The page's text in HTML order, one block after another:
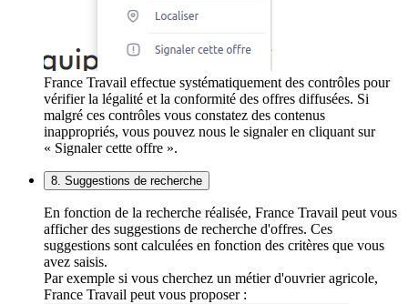
France Travail effectue systématiquement des contrôles pour
vérifier la légalité et la conformité des offres diffusées. Si
malgré ces contrôles vous constatez des contenus
inappropriés, vous pouvez nous le signaler en cliquant sur
« Signaler cette offre ».
8. Suggestions de recherche
En fonction de la recherche réalisée, France Travail peut vous
afficher des suggestions de recherche d'offres. Ces
suggestions sont calculées en fonction des critères que vous
avez saisis.
Par exemple si vous cherchez un métier d'ouvrier agricole,
France Travail peut vous proposer :